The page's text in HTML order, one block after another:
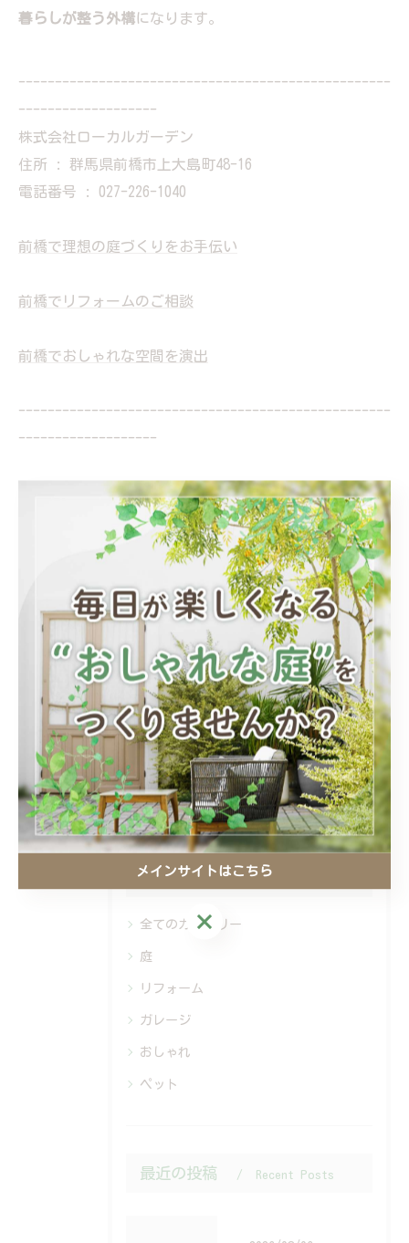
暮らしが整う外構になります。
---------------------------------------------------
-------------------
株式会社ローカルガーデン
住所 : 群馬県前橋市上大島町48-16
電話番号 : 027-226-1040
前橋で理想の庭づくりをお手伝い
前橋でリフォームのご相談
前橋でおしゃれな空間を演出
---------------------------------------------------
-------------------
おしゃれ
一覧に戻る 次のページ >
関連タグ
#群馬県 #外構工事 #物置 #収納
#暮らす外構
カテゴリー Categories
全てのカテゴリー
庭
リフォーム
ガレージ
おしゃれ
ペット
最近の投稿 Recent Posts
メインサイトはこちら
メインサイトはこちら